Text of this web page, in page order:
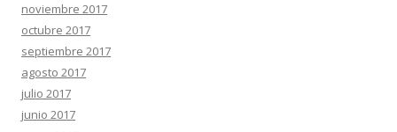
noviembre 2017
octubre 2017
septiembre 2017
agosto 2017
julio 2017
junio 2017